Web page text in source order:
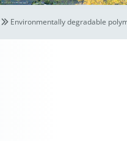
Environmentally degradable